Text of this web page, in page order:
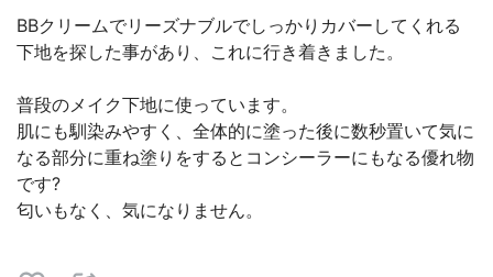
BBクリームでリーズナブルでしっかりカバーしてくれる
下地を探した事があり、これに行き着きました。
普段のメイク下地に使っています。
肌にも馴染みやすく、全体的に塗った後に数秒置いて気に
なる部分に重ね塗りをするとコンシーラーにもなる優れ物
です?
匂いもなく、気になりません。